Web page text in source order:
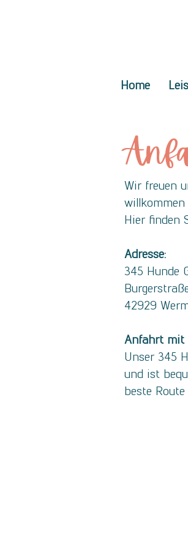
Home
Wir freuen
willkommen
Hier finden
Adresse:
345 Hunde
42929
Anfahrt mit
Unser 345
und ist
beste